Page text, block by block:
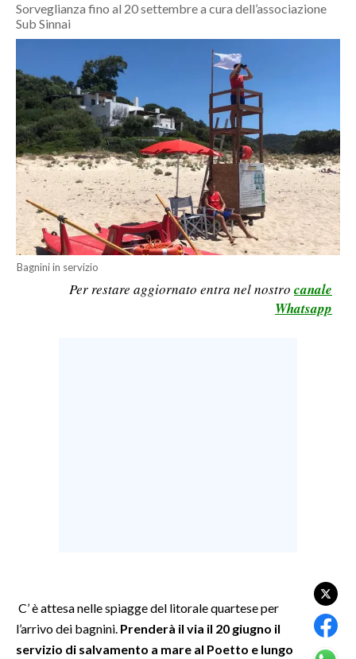
MONDO
ECONOMIA
SERVIZI ALLE IMPRESE
LAVORO
BANDI
SPORT IN SARDEGNA
SPORT
RISULTATI E CLASSIFICHE
SALUTE
SARDEGNA TURISMO
Sorveglianza fino al 20 settembre a cura dell’associazione
Sub Sinnai
Bagnini in servizio
Per restare aggiornato entra nel nostro canale
Whatsapp
C’ è attesa nelle spiagge del litorale quartese per
l’arrivo dei bagnini. Prenderà il via il 20 giugno il
servizio di salvamento a mare al Poetto e lungo